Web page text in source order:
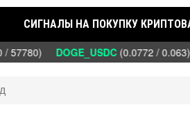
СИГНАЛЫ НА ПОКУПКУ
57780) DOGE_USDC(0.0772 / 0.063)